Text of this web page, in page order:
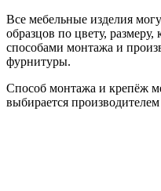
Все мебельные изделия
образцов по цвету,
способами монтажа и
фурнитуры.
Способ монтажа и крепёж
выбирается